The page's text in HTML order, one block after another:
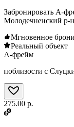
Забронировать А-
Молодечненский р-
Мгновенное
Реальный объект
А-фрейм
поблизости с
275.00 р.